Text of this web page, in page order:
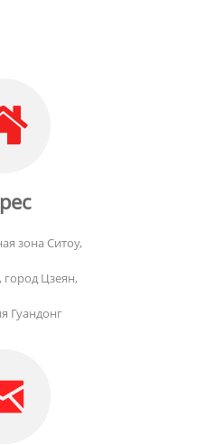
зона Ситоу,
город Цзеян,
Гуандонг